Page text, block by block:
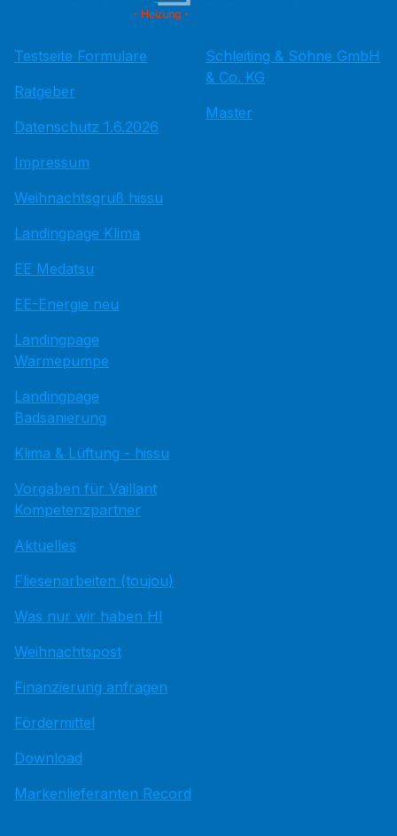
Testseite Formulare
Ratgeber
Datenschutz 1.6.2026
Impressum
Weihnachtsgruß hissu
Landingpage Klima
EE Medatsu
EE-Energie neu
Landingpage
Wärmepumpe
Landingpage
Badsanierung
Klima & Lüftung - hissu
Vorgaben für Vaillant
Kompetenzpartner
Aktuelles
Fliesenarbeiten (toujou)
Was nur wir haben HI
Weihnachtspost
Finanzierung anfragen
Fördermittel
Download
Markenlieferanten Record
Schleiting & Söhne GmbH
& Co. KG
Master